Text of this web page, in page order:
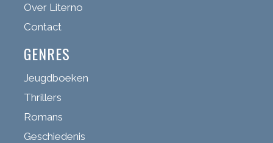
Over Literno
Contact
GENRES
Jeugdboeken
Thrillers
Romans
Geschiedenis